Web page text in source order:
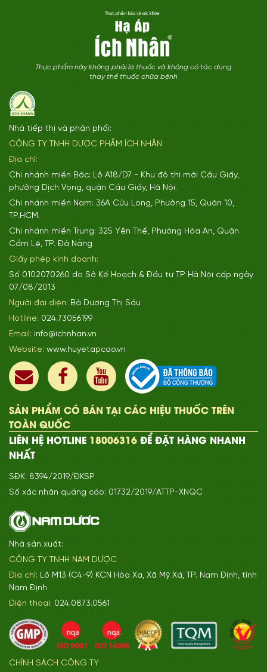
Thực phẩm này không phải là thuốc và không có tác dụng
thay thế thuốc chữa bệnh
Nhà tiếp thị và phân phối:
CÔNG TY TNHH DƯỢC PHẨM ÍCH NHÂN
Địa chỉ:
Chi nhánh miền Bắc: Lô A18/D7 - Khu đô thị mới Cầu Giấy,
phường Dịch Vọng, quận Cầu Giấy, Hà Nội.
Chi nhánh miền Nam: 36A Cửu Long, Phường 15, Quận 10,
TP.HCM.
Chi nhánh miền Trung: 325 Yên Thế, Phường Hòa An, Quận
Cẩm Lệ, TP. Đà Nẵng
Giấy phép kinh doanh:
Số 0102070260 do Sở Kế Hoạch & Đầu tư TP Hà Nội cấp ngày
07/08/2013
Người đại diện: Bà Dương Thị Sáu
Hotline: 024.73056199
Email: info@ichnhan.vn
Website: www.huyetapcao.vn
SẢN PHẨM CÓ BÁN TẠI CÁC HIỆU THUỐC TRÊN
TOÀN QUỐC
LIÊN HỆ HOTLINE 18006316 ĐỂ ĐẶT HÀNG NHANH
NHẤT
SĐK: 8394/2019/ĐKSP
Số xác nhận quảng cáo: 01732/2019/ATTP-XNQC
Nhà sản xuất:
CÔNG TY TNHH NAM DƯỢC
Địa chỉ: Lô M13 (C4-9) KCN Hòa Xa, Xã Mỹ Xá, TP. Nam Định, tỉnh
Nam Định
Điện thoại: 024.0873.0561
CHÍNH SÁCH CÔNG TY